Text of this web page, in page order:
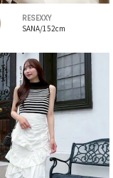
RESEXXY
SANA/152cm